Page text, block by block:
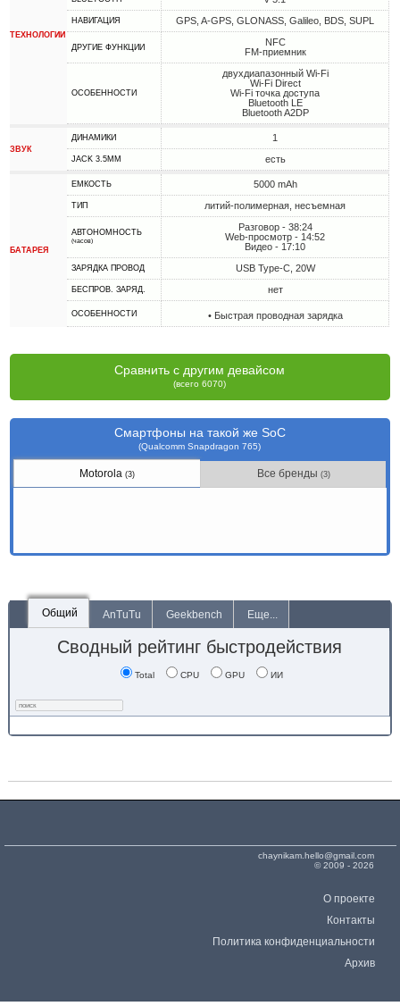
ТЕХНОЛОГИИ
НАВИГАЦИЯ GPS, A-GPS, GLONASS, Galileo, BDS, SUPL
ДРУГИЕ ФУНКЦИИ
NFC
FM-приемник
ОСОБЕННОСТИ
двухдиапазонный Wi-Fi
Wi-Fi Direct
Wi-Fi точка доступа
Bluetooth LE
Bluetooth A2DP
ЗВУК
ДИНАМИКИ 1
JACK 3.5MM есть
БАТАРЕЯ
ЕМКОСТЬ 5000 mAh
ТИП литий-полимерная, несъемная
АВТОНОМНОСТЬ
(часов)
Разговор - 38:24
Web-просмотр - 14:52
Видео - 17:10
ЗАРЯДКА ПРОВОД USB Type-C, 20W
БЕСПРОВ. ЗАРЯД. нет
ОСОБЕННОСТИ • Быстрая проводная зарядка
Сравнить с другим девайсом
(всего 6070)
Смартфоны на такой же SoC
(Qualcomm Snapdragon 765)
Motorola(3) Все бренды (3)
Общий AnTuTu Geekbench Еще...
Сводный рейтинг быстродействия
Total CPU GPU ИИ
chaynikam.hello@gmail.com
© 2009 - 2026
О проекте
Контакты
Политика конфиденциальности
Архив